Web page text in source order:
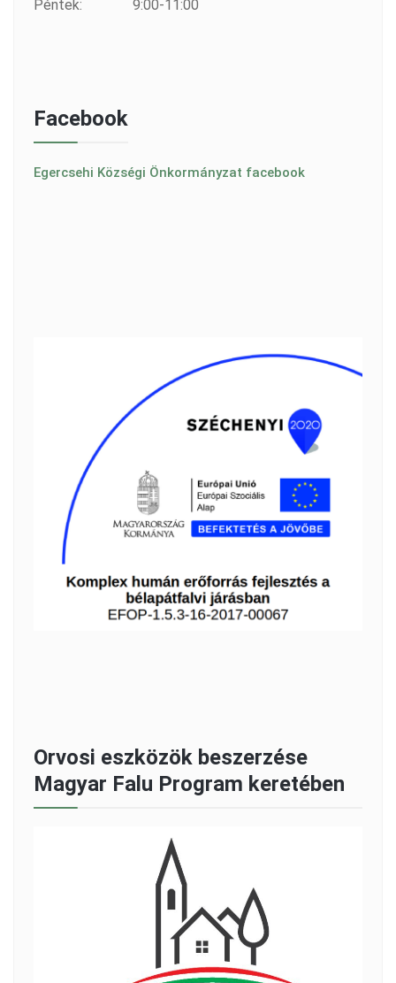
Péntek:
9:00-11:00
Facebook
Egercsehi Községi Önkormányzat facebook
Orvosi eszközök beszerzése
Magyar Falu Program keretében